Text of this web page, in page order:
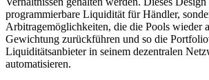
programmierbare Liquidität für Händler,
Arbitragemöglichkeiten, die die Pools wieder
Gewichtung zurückführen und so die
Liquiditätsanbieter in seinem dezentralen
automatisieren.